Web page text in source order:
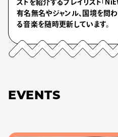
ストを紹介するプレイリスト「
有名無名やジャンル、国境を問
る音楽を随時更新しています。
EVENTS